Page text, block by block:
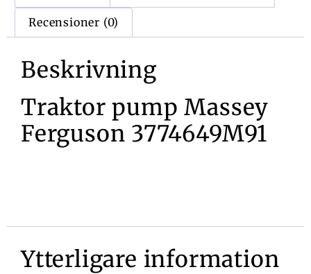
Recensioner (0)
Beskrivning
Traktor pump Massey
Ferguson 3774649M91
Ytterligare information